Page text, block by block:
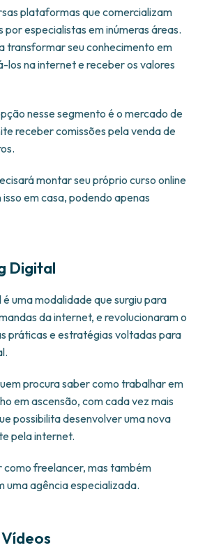
plataformas que comercializam
especialistas em inúmeras áreas.
transformar seu conhecimento em
los na internet e receber os valores
nesse segmento é o mercado de
receber comissões pela venda de
montar seu próprio curso online
em casa, podendo apenas
Digital
uma modalidade que surgiu para
da internet, e revolucionaram o
práticas e estratégias voltadas para
procura saber como trabalhar em
em ascensão, com cada vez mais
possibilita desenvolver uma nova
pela internet.
como freelancer, mas também
uma agência especializada.
Vídeos